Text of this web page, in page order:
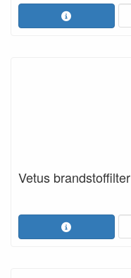
Vetus brandstoffilter